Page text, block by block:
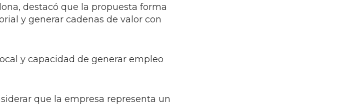
destacó que la propuesta forma
y generar cadenas de valor con
y capacidad de generar empleo
que la empresa representa un